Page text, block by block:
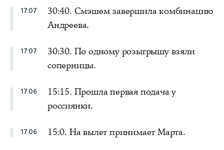
17:07
30:40. Смэшем завершила комбинацию
Андреева.
17:07
30:30. По одному розыгрышу взяли
соперницы.
17:06
15:15. Прошла первая подача у
россиянки.
17:06 15:0. На вылет принимает Марта.